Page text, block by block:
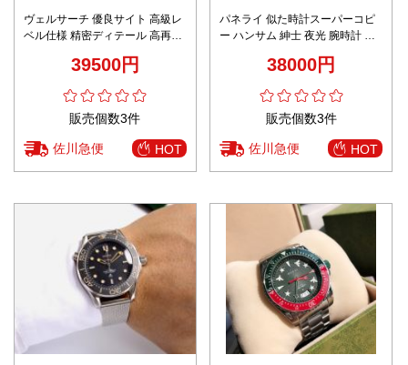
ヴェルサーチ 優良サイト 高級レ
ベル仕様 精密ディテール 高再現
ル×ゴールドベゼル 2025新作
39500円
販売個数3件
佐川急便 HOT
パネライ 似た時計スーパーコピ
ー ハンサム 紳士 夜光 腕時計 ウ
38000円
販売個数3件
佐川急便 HOT